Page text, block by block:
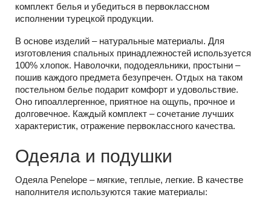
комплект белья и убедиться в первоклассном
исполнении турецкой продукции.
В основе изделий – натуральные материалы. Для
изготовления спальных принадлежностей используется
100% хлопок. Наволочки, пододеяльники, простыни –
пошив каждого предмета безупречен. Отдых на таком
постельном белье подарит комфорт и удовольствие.
Оно гипоаллергенное, приятное на ощупь, прочное и
долговечное. Каждый комплект – сочетание лучших
характеристик, отражение первоклассного качества.
Одеяла и подушки
Одеяла Penelope – мягкие, теплые, легкие. В качестве
наполнителя используются такие материалы: